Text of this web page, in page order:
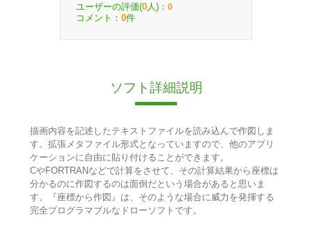
ユーザーの評価(0 人)： 0
コメント： 0件
ソフト詳細説明
描画内容を記述したテキストファイルを読み込んで作図しま
す。拡張メタファイル形式となっていますので、他のアプリ
ケーションに自由に貼り付けることができます。
CやFORTRANなどで計算をさせて、その計算結果から座標は
分かるのに作図するのは面倒だという場合があると思いま
す。『座標から作図』は、そのような場合に威力を発揮する
完全プログラマブルなドローソフトです。